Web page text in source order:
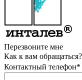
Перезвоните мне
Как к вам
Контактный телефон*